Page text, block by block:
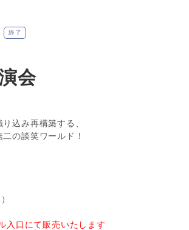
終了
会
込み再構築する、
の談笑ワールド！
入口にて販売いたします